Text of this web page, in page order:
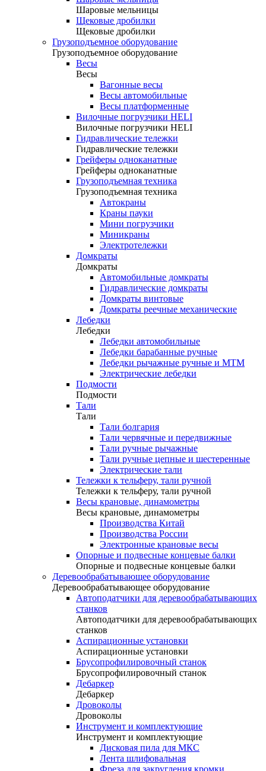
Шаровые мельницы
Щековые дробилки
Щековые дробилки
Грузоподъемное оборудование
Грузоподъемное оборудование
Весы
Весы
Вагонные весы
Весы автомобильные
Весы платформенные
Вилочные погрузчики HELI
Вилочные погрузчики HELI
Гидравлические тележки
Гидравлические тележки
Грейферы одноканатные
Грейферы одноканатные
Грузоподъемная техника
Грузоподъемная техника
Автокраны
Краны пауки
Мини погрузчики
Миникраны
Электротележки
Домкраты
Домкраты
Автомобильные домкраты
Гидравлические домкраты
Домкраты винтовые
Домкраты реечные механические
Лебедки
Лебедки
Лебедки автомобильные
Лебедки барабанные ручные
Лебедки рычажные ручные и МТМ
Электрические лебедки
Подмости
Подмости
Тали
Тали
Тали болгария
Тали червячные и передвижные
Тали ручные рычажные
Тали ручные цепные и шестеренные
Электрические тали
Тележки к тельферу, тали ручной
Тележки к тельферу, тали ручной
Весы крановые, динамометры
Весы крановые, динамометры
Производства Китай
Производства России
Электронные крановые весы
Опорные и подвесные концевые балки
Опорные и подвесные концевые балки
Деревообрабатывающее оборудование
Деревообрабатывающее оборудование
Автоподатчики для деревообрабатывающих
станков
Автоподатчики для деревообрабатывающих
станков
Аспирационные установки
Аспирационные установки
Брусопрофилировочный станок
Брусопрофилировочный станок
Дебаркер
Дебаркер
Дровоколы
Дровоколы
Инструмент и комплектующие
Инструмент и комплектующие
Дисковая пила для МКС
Лента шлифовальная
Фреза для закругления кромки